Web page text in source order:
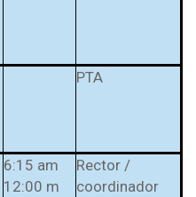
PTA
6:15 am
12:00 m
Rector /
coordinador